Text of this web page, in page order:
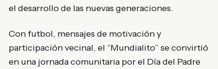
el desarrollo de las nuevas generaciones.
Con futbol, mensajes de motivación y
participación vecinal, el “Mundialito” se convirtió
en una jornada comunitaria por el Día del Padre